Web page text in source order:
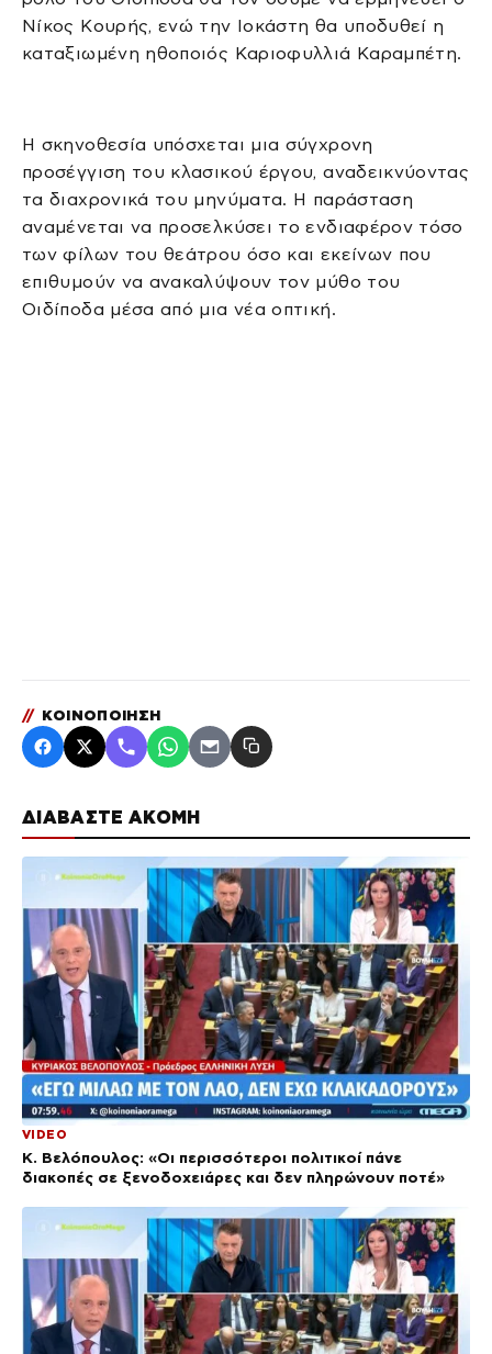
ΔΙΑΒΑΣΤΕ ΑΚΟΜΗ
VIDEO
Κ. Βελόπουλος: «Οι περισσότεροι πολιτικοί πάνε
διακοπές σε ξενοδοχειάρες και δεν πληρώνουν ποτέ»
Νίκος Κουρής, ενώ την Ιοκάστη θα υποδυθεί η
καταξιωμένη ηθοποιός Καριοφυλλιά Καραμπέτη.
Η σκηνοθεσία υπόσχεται μια σύγχρονη
προσέγγιση του κλασικού έργου, αναδεικνύοντας
τα διαχρονικά του μηνύματα. Η παράσταση
αναμένεται να προσελκύσει το ενδιαφέρον τόσο
των φίλων του θεάτρου όσο και εκείνων που
επιθυμούν να ανακαλύψουν τον μύθο του
Οιδίποδα μέσα από μια νέα οπτική.
// ΚΟΙΝΟΠΟΙΗΣΗ